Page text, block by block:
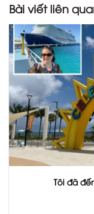
Bài viết liên
Tôi đã